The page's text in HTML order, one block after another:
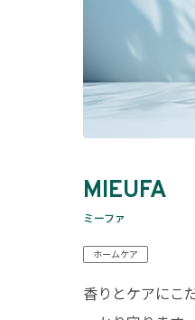
MIEUFA
ミーファ
ホームケア
香りとケアにこ